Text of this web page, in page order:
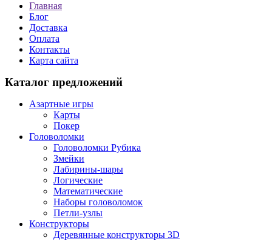
Главная
Блог
Доставка
Оплата
Контакты
Карта сайта
Каталог предложений
Азартные игры
Карты
Покер
Головоломки
Головоломки Рубика
Змейки
Лабирины-шары
Логические
Математические
Наборы головоломок
Петли-узлы
Конструкторы
Деревянные конструкторы 3D